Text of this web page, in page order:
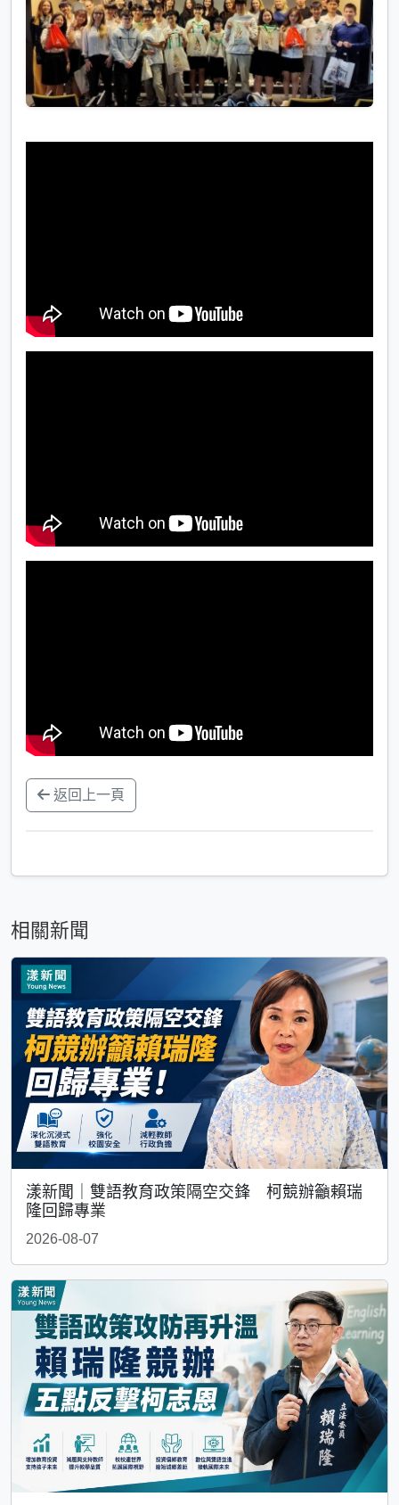
返回上一頁
相關新聞
漾新聞｜雙語教育政策隔空交鋒 柯競辦籲賴瑞
隆回歸專業
2026-08-07